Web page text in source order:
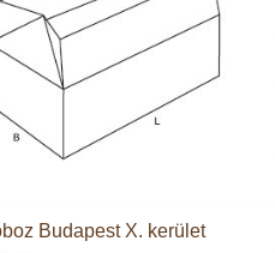
Budapest X. kerület